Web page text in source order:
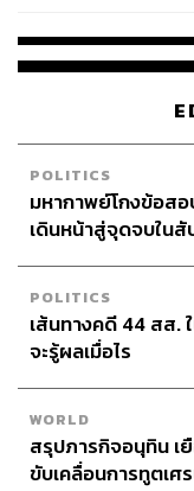
เป็นทางพุทธ ก็อาจค
เรื่องง่าย) เวลาร่าง
จะพอรู้ตัวมากขึ้นเรื่อ
แค่ ‘รู้ตัว’ นี่ ก็จะค่อ
ประสงค์ลงไปได้แล้
เรื่อยๆ มันเหมือนก
ก่อน เช่น ไม่ชอบกิน
น้อยๆ ในที่สุดก็จะเริ่
ถัดมาคือเรื่องของซ
ว่าสิ่งนั้นสิ่งนี้มักจะท
ขึ้นมา ขั้นตอนต่อมา
ถ้อยคำที่เราใช้ พูด
ตุ้น เราก็ไสช้างเข้า
รู้ตัวแล้วว่าช้างอยา
POLITICS
มหากาพย์โกงข้อส
เดินหน้าสู่จุดจบใน
POLITICS
เส้นทางคดี 44 สส.
จะรู้ผลเมื่อไร
WORLD
สรุปภารกิจอนุทิน เ
ขับเคลื่อนการทูตเศ